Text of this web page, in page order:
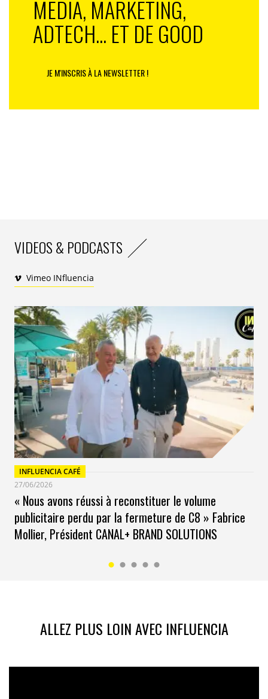
MEDIA, MARKETING,
ADTECH... ET DE GOOD
JE M'INSCRIS À LA NEWSLETTER !
VIDEOS & PODCASTS
Vimeo INfluencia
INFLUENCIA CAFÉ
27/06/2026
« Nous avons réussi à reconstituer le volume
publicitaire perdu par la fermeture de C8 » Fabrice
Mollier, Président CANAL+ BRAND SOLUTIONS
ALLEZ PLUS LOIN AVEC INFLUENCIA